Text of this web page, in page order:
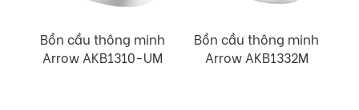
Bồn cầu thông minh
Arrow AKB1310-UM
Bồn cầu thông minh
Arrow AKB1332M